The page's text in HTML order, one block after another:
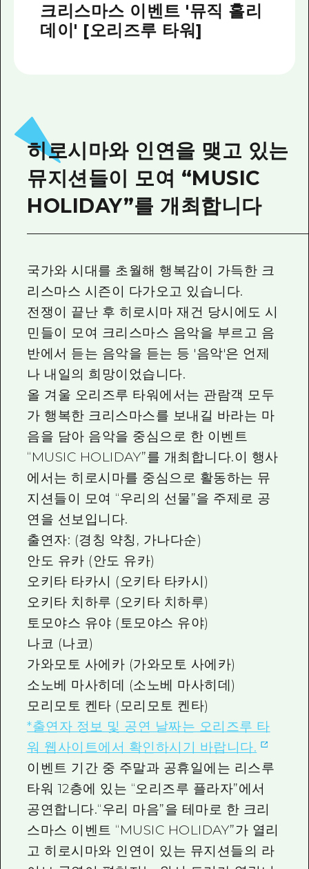
사진 다운로드
크리스마스 이벤트 '뮤직 홀리
데이' [오리즈루 타워]
히로시마와 인연을 맺고 있는
뮤지션들이 모여 “MUSIC
HOLIDAY”를 개최합니다
국가와 시대를 초월해 행복감이 가득한 크
리스마스 시즌이 다가오고 있습니다.
전쟁이 끝난 후 히로시마 재건 당시에도 시
민들이 모여 크리스마스 음악을 부르고 음
반에서 듣는 음악을 듣는 등 '음악'은 언제
나 내일의 희망이었습니다.
올 겨울 오리즈루 타워에서는 관람객 모두
가 행복한 크리스마스를 보내길 바라는 마
음을 담아 음악을 중심으로 한 이벤트
“MUSIC HOLIDAY”를 개최합니다.이 행사
에서는 히로시마를 중심으로 활동하는 뮤
지션들이 모여 “우리의 선물”을 주제로 공
연을 선보입니다.
출연자: (경칭 약칭, 가나다순)
안도 유카 (안도 유카)
오키타 타카시 (오키타 타카시)
오키타 치하루 (오키타 치하루)
토모야스 유야 (토모야스 유야)
나코 (나코)
가와모토 사에카 (가와모토 사에카)
소노베 마사히데 (소노베 마사히데)
모리모토 켄타 (모리모토 켄타)
*출연자 정보 및 공연 날짜는 오리즈루 타
워 웹사이트에서 확인하시기 바랍니다.
이벤트 기간 중 주말과 공휴일에는 리스루
타워 12층에 있는 “오리즈루 플라자”에서
공연합니다.“우리 마음”을 테마로 한 크리
스마스 이벤트 “MUSIC HOLIDAY”가 열리
고 히로시마와 인연이 있는 뮤지션들의 라